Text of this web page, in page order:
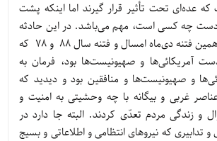
عده‌ای تحت تأثیر قرار گیرند اما اینکه پشت
چه کسی است، مهم می‌باشد. در این حادثه
مثل فتنه‌های قبل و همین فتنه دی‌ماه امسال و فتنه سال 88 و 78 که
آمریکائی‌ها و صهیونیست‌ها بود، فرمان به
و صهیونیست‌ها و منافقین بود و دیدید که
غربی و بیگانه با چه وحشیتی به امنیت و
و زندگی مردم تعدّی کردند. البته جا دارد در
و تدابیری که نیروهای انتظامی و اطلاعاتی و بسیج